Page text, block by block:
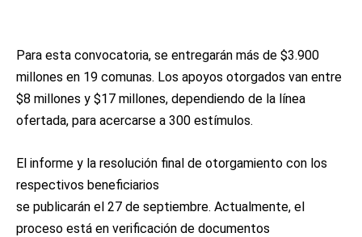
Para esta convocatoria, se entregarán más de $3.900
millones en 19 comunas. Los apoyos otorgados van entre
$8 millones y $17 millones, dependiendo de la línea
ofertada, para acercarse a 300 estímulos.
El informe y la resolución final de otorgamiento con los
respectivos beneficiarios
se publicarán el 27 de septiembre. Actualmente, el
proceso está en verificación de documentos